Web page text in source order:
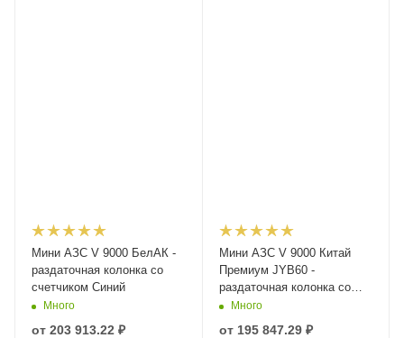
Мини АЗС V 9000 БелАК -
раздаточная колонка со
счетчиком Синий
Много
от 203 913.22 ₽
Мини АЗС V 9000 Китай
Премиум JYB60 -
раздаточная колонка со
счетчиком Синий
Много
от 195 847.29 ₽